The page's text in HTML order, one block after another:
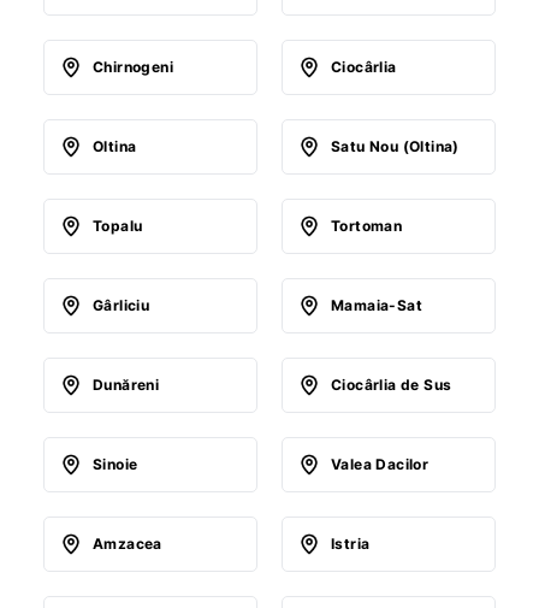
Chirnogeni Ciocârlia
Oltina Satu Nou (Oltina)
Topalu Tortoman
Gârliciu Mamaia-Sat
Dunăreni Ciocârlia de Sus
Sinoie Valea Dacilor
Amzacea Istria